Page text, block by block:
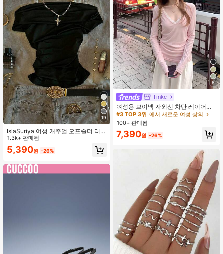
19
IslaSuriya 여성 캐주얼 오프숄더 러치
핏 솔리드 블랙 티셔츠, 데일리 출퇴
근, 여름에 적합
1.3k+ 판매됨
5,390원 -26%
6
Tinkc
여성용 브이넥 자외선 차단 레이어링
다용도 긴팔 티셔츠 탑, 봄/여름 핑크
#3 TOP 3위 에서 새로운 여성 상의
높은 재방문 고객
#3 TOP 3위 에서 새로운 여성 상의
높은 재방문 고객
#3 TOP 3위 에서 새로운 여성 상의
높은 재방문 고객
#3 TOP 3위
에서 새로운 여성 상의
100+ 판매됨
7,390원 -26%